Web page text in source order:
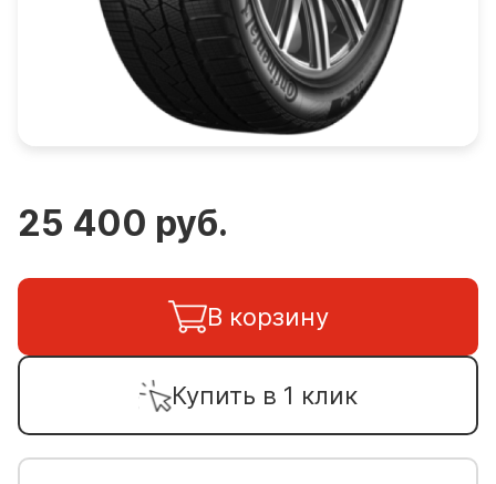
25 400 руб.
В корзину
Купить в 1 клик